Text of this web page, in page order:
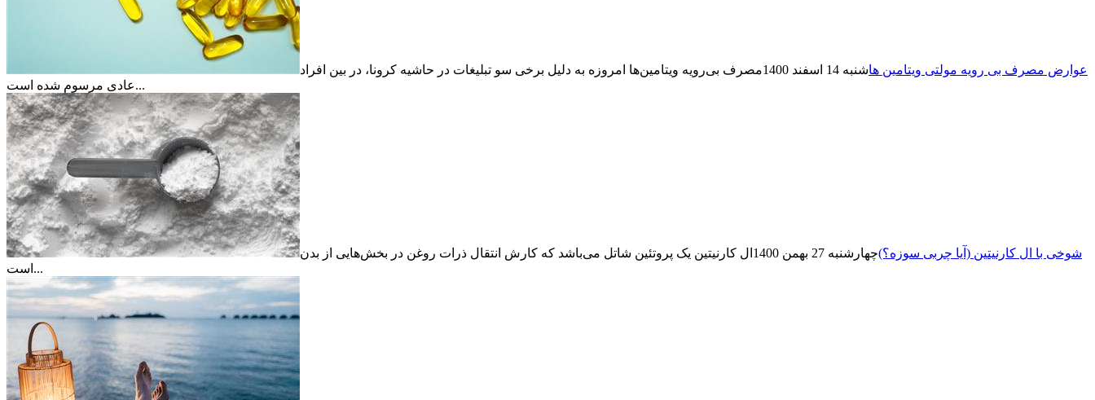
عوارض مصرف بی رویه مولتی ویتامین هاشنبه 14 اسفند 1400
مصرف بی‌رویه ویتامین‌ها امروزه به دلیل برخی سو تبلیغات در حاشیه کرونا، در بین افراد
عادی مرسوم شده است...
شوخی با ال کارنیتین (آیا چربی سوزه؟)چهارشنبه 27 بهمن 1400
ال کارنیتین یک پروتئین شاتل می‌باشد که کارش انتقال ذرات روغن در بخش‌هایی از بدن
است...